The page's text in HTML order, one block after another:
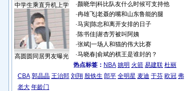
中学生乘直升机上学
高圆圆同居男友曝光
·颜晓华| 科比队友什么时候可支持他
·冉雄飞| 老聂的嘴和山东鲁能的腿
·马寅| 陈忠和离开女排的日子
·陈书佳| 谢杏芳被叫阿姨
·张斌| 一场人和猫的伟大比赛
·马晓春| 俞斌的棋王是谁封的？
热点标签： NBA 姚明 火箭 易建联 杜丽
CBA 郭晶晶 王治郅 刘翔 殷铁生 郎平 全明星 麦迪 于芬 欧冠 弗
老大 年龄门